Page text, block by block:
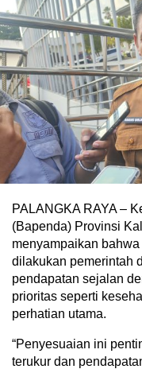
PALANGKA RAYA –
(Bapenda) Provinsi
menyampaikan
dilakukan pemerintah
pendapatan sejalan
prioritas seperti
perhatian utama.
“Penyesuaian ini
terukur dan